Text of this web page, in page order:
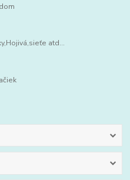
atd...